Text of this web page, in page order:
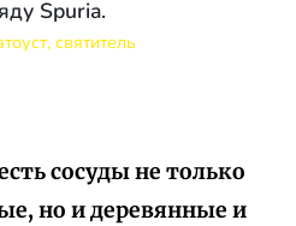
Spuria.
святитель
сосуды не только
но и деревянные и